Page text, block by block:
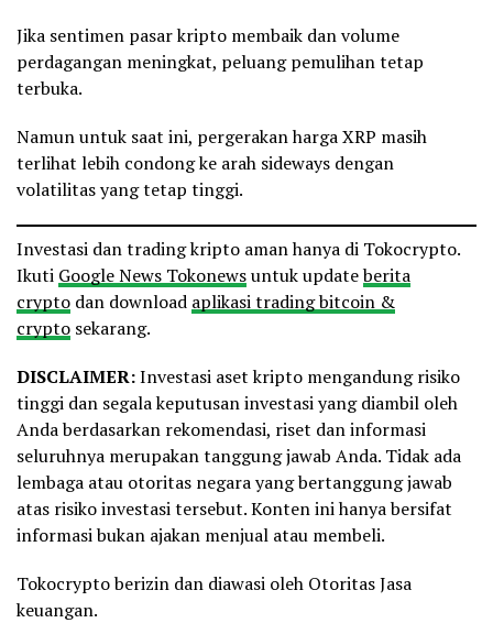
Jika sentimen pasar kripto membaik dan volume
perdagangan meningkat, peluang pemulihan tetap
terbuka.
Namun untuk saat ini, pergerakan harga XRP masih
terlihat lebih condong ke arah sideways dengan
volatilitas yang tetap tinggi.
Investasi dan trading kripto aman hanya di Tokocrypto.
Ikuti Google News Tokonewsuntuk updateberita
crypto dan download aplikasi trading bitcoin &
crypto sekarang.
DISCLAIMER:Investasi aset kripto mengandung risiko
tinggi dan segala keputusan investasi yang diambil oleh
Anda berdasarkan rekomendasi, riset dan informasi
seluruhnya merupakan tanggung jawab Anda. Tidak ada
lembaga atau otoritas negara yang bertanggung jawab
atas risiko investasi tersebut. Konten ini hanya bersifat
informasi bukan ajakan menjual atau membeli.
Tokocrypto berizin dan diawasi oleh Otoritas Jasa
keuangan.